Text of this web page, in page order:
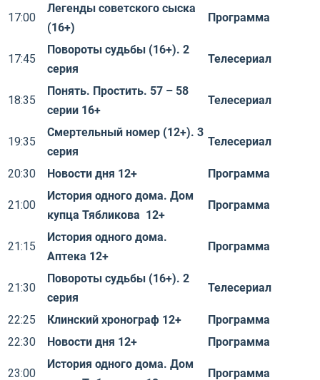
17:00
Легенды советского сыска
(16+)
Программа
17:45
Повороты судьбы (16+). 2
серия
Телесериал
18:35
Понять. Простить. 57 – 58
серии 16+
Телесериал
19:35
Смертельный номер (12+). 3
серия
Телесериал
20:30 Новости дня 12+ Программа
21:00
История одного дома. Дом
купца Тябликова 12+
Программа
21:15
История одного дома.
Аптека 12+
Программа
21:30
Повороты судьбы (16+). 2
серия
Телесериал
22:25 Клинский хронограф 12+
Программа
22:30
Новости дня 12+ Программа
23:00
История одного дома. Дом
Программа